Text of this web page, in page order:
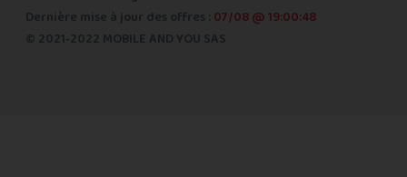
Dernière mise à jour des offres : 07/08 @ 19:00:48
© 2021-2022 MOBILE AND YOU SAS